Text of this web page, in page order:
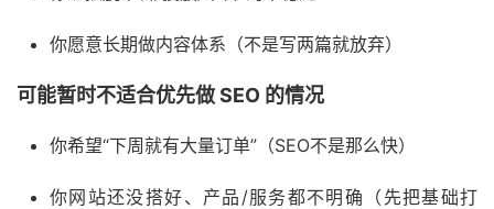
你愿意长期做内容体系（不是写两篇就放弃）
可能暂时不适合优先做 SEO 的情况
你希望“下周就有大量订单”（SEO不是那么快）
你网站还没搭好、产品/服务都不明确（先把基础打